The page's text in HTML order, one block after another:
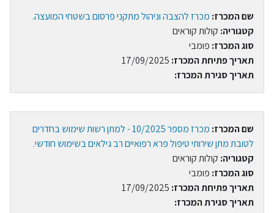
שם המכרז: מכרז להצבה וניהול מתקני פרסום בשטחי המועצה.
קטגוריה: קולות קוראים
סוג המכרז: פומבי
תאריך פתיחת המכרז: 17/09/2025
תאריך סגירת המכרז:
שם המכרז:
מכרז מספר 10/2025 - למתן רשות שימוש בחדרים
לטובת מתן שירותי טיפול פרא רפואיים רב גילאים בשימוש חודשי.
קטגוריה: קולות קוראים
סוג המכרז: פומבי
תאריך פתיחת המכרז: 17/09/2025
תאריך סגירת המכרז: